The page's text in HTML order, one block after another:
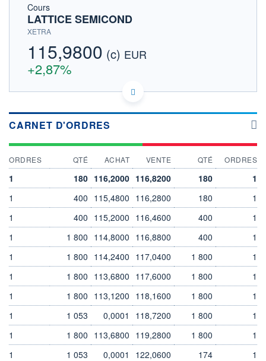
ACTIONNAIRES
Cours
LATTICE SEMICOND
XETRA
115,9800 (c) EUR
+2,87%
US5184151042 LTT
Cotation sur les autres places
115,9800 112,7400
+ BAS
115,9800
CAPITAL ÉCHANGÉ
0,00%
VALORISATION
16 473 MEUR
DERNIER ÉCHANGE
07.08.26 / 17:35:42
LIMITE À LA LIMITE À LA
HAUSSE
0,0000
RENDEMENT
ESTIMÉ 2026
-
PER ESTIMÉ
2026
-
DIVIDENDE
0,00 EUR
DERNIER
DIVIDENDE
-
CARNET D'ORDRES
ORDRES QTÉ ACHAT VENTE QTÉ ORDRES
1 180 116,2000 116,8200 180
1
1
400 115,4800 116,2800 180
1
1
400 115,2000 116,4600 400
1
1
1 800 114,8000 116,8800 400
1
1
1 800 114,2400 117,0400 1 800
1
1
1 800 113,6800 117,6000 1 800
1
1
1 800 113,1200 118,1600 1 800
1
1
1 053 0,0001 118,7200 1 800
1
1
1 800 113,6800 119,2800 1 800
1
1
1 053 0,0001 122,0600 174
1